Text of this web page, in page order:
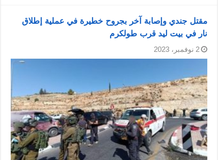
مقتل جندي وإصابة آخر بجروح خطيرة في عملية إطلاق
نار في بيت ليد قرب طولكرم
2 نوفمبر، 2023